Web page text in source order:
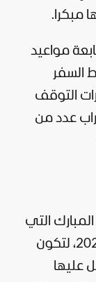
مبكرا.
مواعيد
السفر
التوقف
عدد من
التي
امتدت من 26 مايو وحتى 31 مايو 2026، لتكون
عليها